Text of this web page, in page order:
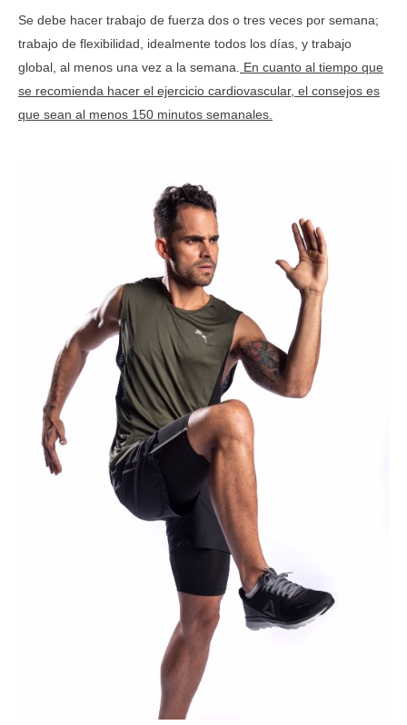
Se debe hacer trabajo de fuerza dos o tres veces por semana;
trabajo de flexibilidad, idealmente todos los días, y trabajo
global, al menos una vez a la semana. En cuanto al tiempo que
se recomienda hacer el ejercicio cardiovascular, el consejos es
que sean al menos 150 minutos semanales.